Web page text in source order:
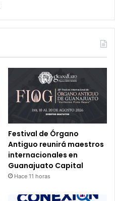
Festival de Órgano
Antiguo reunirá maestros
internacionales en
Guanajuato Capital
Hace 11 horas